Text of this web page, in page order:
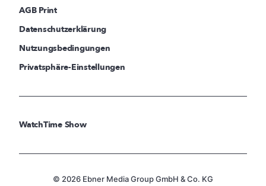
AGB Print
Datenschutzerklärung
Nutzungsbedingungen
Privatsphäre-Einstellungen
WatchTime Show
© 2026 Ebner Media Group GmbH & Co. KG